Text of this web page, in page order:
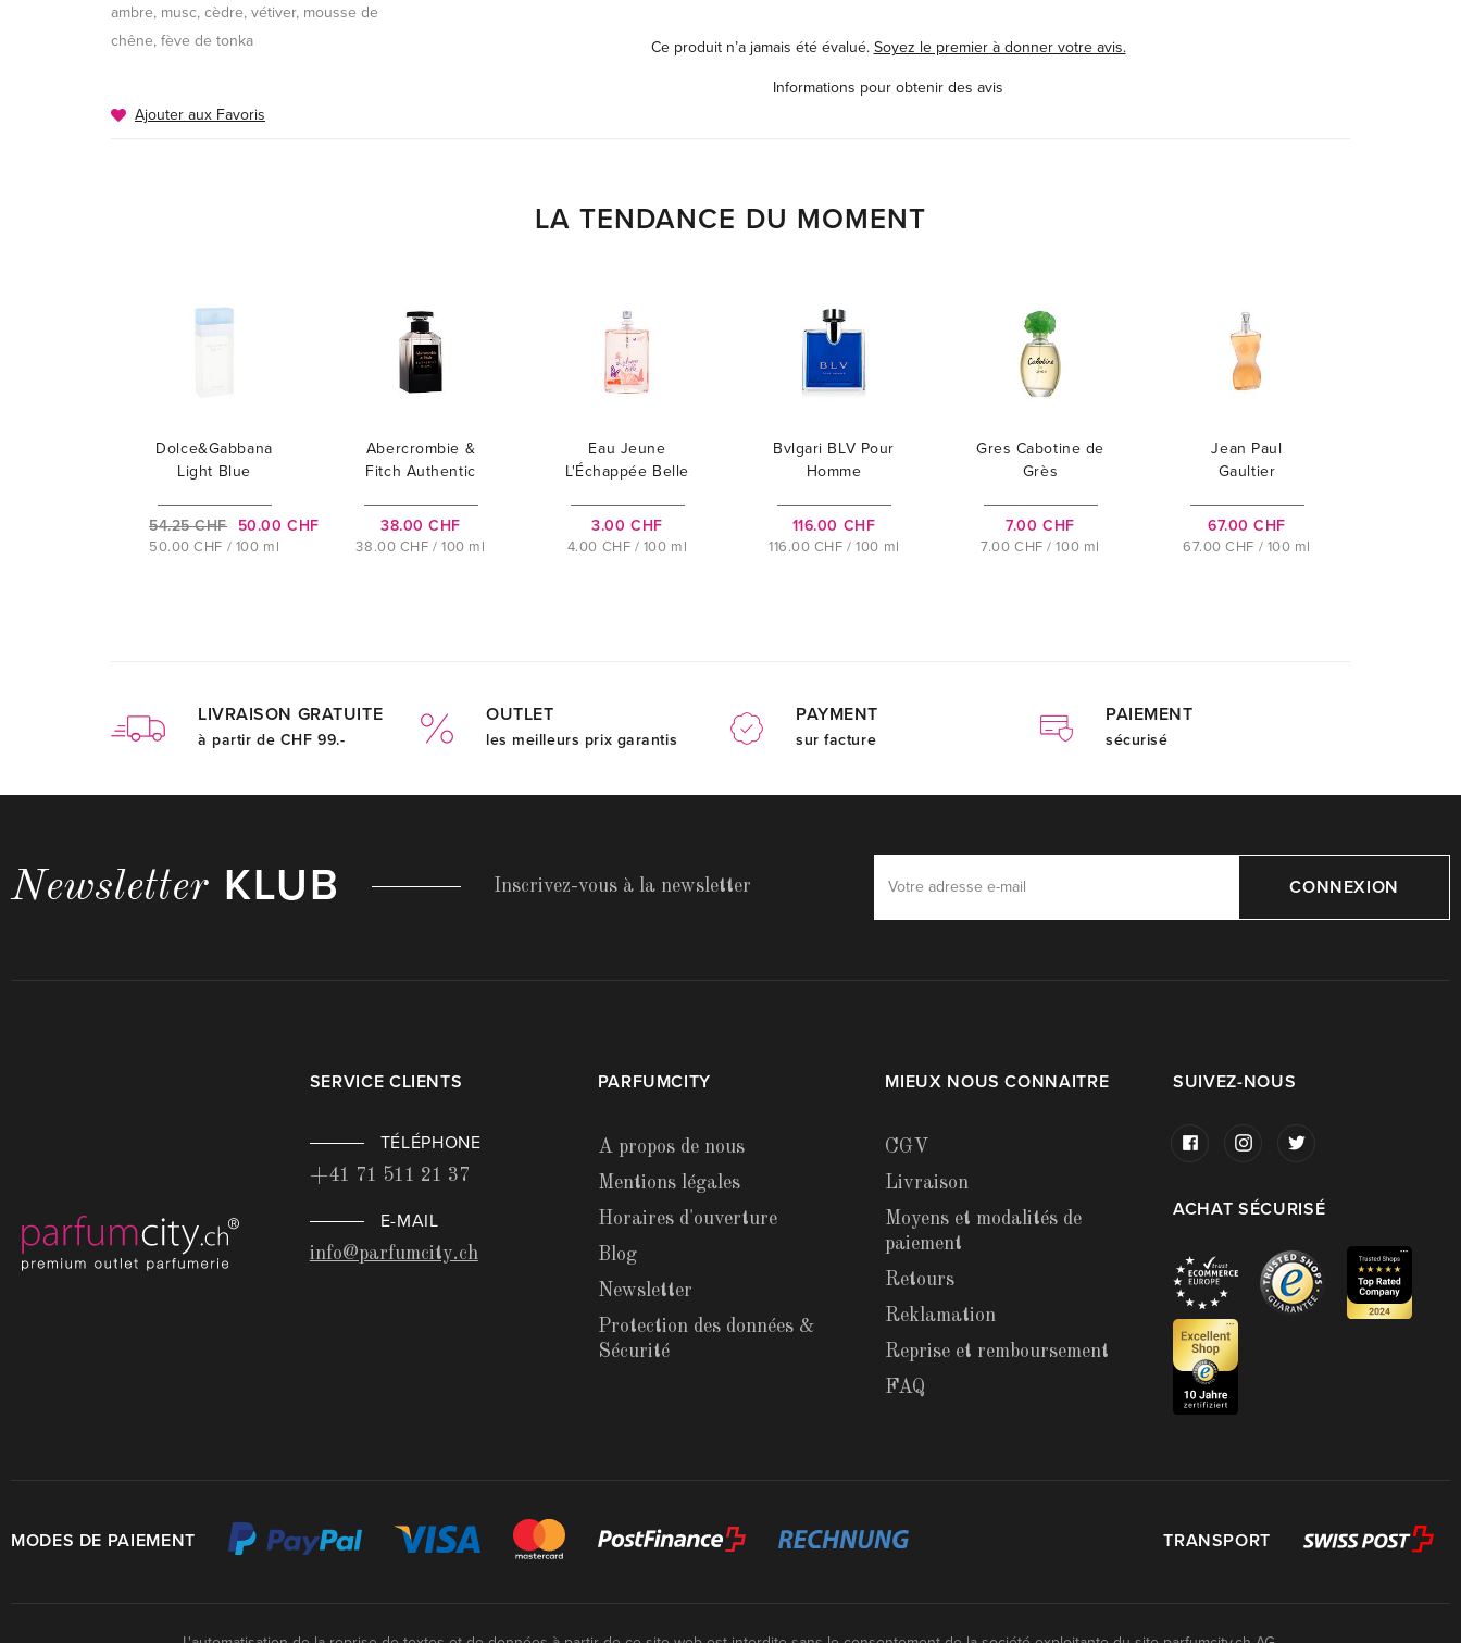
ambre, musc, cèdre, vétiver, mousse de
chêne, fève de tonka
Ajouter aux Favoris
Ce produit n’a jamais été évalué. Soyez le premier à donner votre avis.
Informations pour obtenir des avis
LA TENDANCE DU MOMENT
Dolce&Gabbana
Light Blue
54.25 CHF 50.00 CHF
50.00 CHF / 100 ml
Abercrombie &
Fitch Authentic
38.00 CHF
38.00 CHF / 100 ml
Eau Jeune
L'Échappée Belle
3.00 CHF
4.00 CHF / 100 ml
Bvlgari BLV Pour
Homme
116.00 CHF
116.00 CHF / 100 ml
Gres Cabotine de
Grès
7.00 CHF
7.00 CHF / 100 ml
Jean Paul
Gaultier
67.00 CHF
67.00 CHF / 100 ml
LIVRAISON GRATUITE
à partir de CHF 99.-
OUTLET
les meilleurs prix garantis
PAYMENT
sur facture
PAIEMENT
sécurisé
Newsletter KLUB Inscrivez-vous à la newsletter CONNEXION
SERVICE CLIENTS
TÉLÉPHONE
+41 71 511 21 37
E-MAIL
info@parfumcity.ch
PARFUMCITY
A propos de nous
Mentions légales
Horaires d'ouverture
Blog
Newsletter
Protection des données &
Sécurité
MIEUX NOUS CONNAITRE
CGV
Livraison
Moyens et modalités de
paiement
Retours
Reklamation
Reprise et remboursement
FAQ
SUIVEZ-NOUS
ACHAT SÉCURISÉ
MODES DE PAIEMENT TRANSPORT